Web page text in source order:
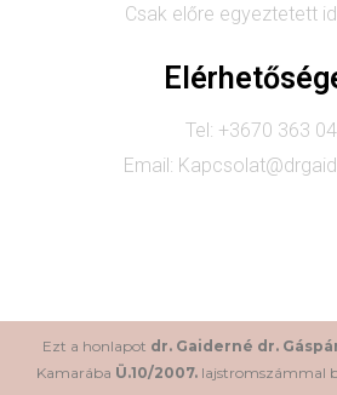
Csak előre egyeztetett
Tel: +3670 363
Email:
Ezt a honlapot dr. Gaiderné dr.
Kamarába Ü.10/2007. lajstromszámmal